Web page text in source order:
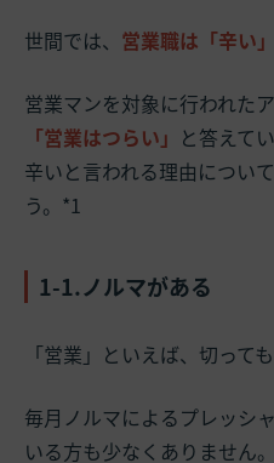
世間では、 営業職は「辛い」
営業マンを対象に行われたア
「営業はつらい」 と答えて
辛いと言われる理由につい
う。*1
1-1.ノルマがある
「営業」といえば、切って
毎月ノルマによるプレッシ
いる方も少なくありません